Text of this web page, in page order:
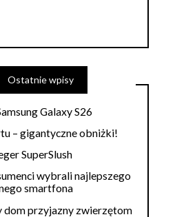
Ostatnie wpisy
Galaxy S26
– gigantyczne obniżki!
SuperSlush
wybrali najlepszego
smartfona
dom przyjazny zwierzętom